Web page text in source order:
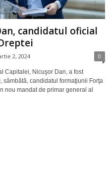
candidatul oficial
2, 2024 0
Capitalei, Nicuşor Dan, a fost
sâmbătă, candidatul formaţiunii Forţa
nou mandat de primar general al